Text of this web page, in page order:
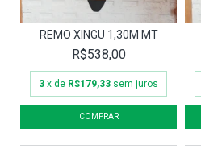
REMO XINGU 1,30M MT
R$538,00
3 x de R$179,33 sem juros